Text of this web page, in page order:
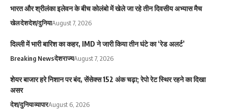
भारत और श्रीलंका इलेवन के बीच कोलंबो में खेले जा रहे तीन दिवसीय अभ्यास मैच
खेलदेशदेश/दुनियाAugust 7, 2026
दिल्ली में भारी बारिश का कहर, IMD ने जारी किया तीन घंटे का ‘रेड अलर्ट’
Breaking Newsदेशराज्यAugust 7, 2026
शेयर बाजार हरे निशान पर बंद, सेंसेक्स 152 अंक चढ़ा; रेपो रेट स्थिर रहने का दिखा
असर
देश/दुनियाव्यापारAugust 6, 2026